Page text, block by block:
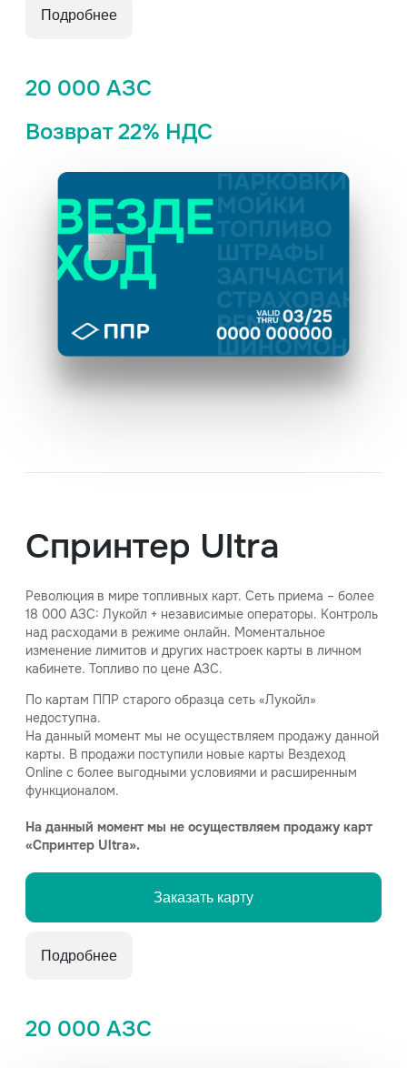
Подробнее
20 000 АЗС
Возврат 22% НДС
Спринтер Ultra
Революция в мире топливных карт. Сеть приема – более
18 000 АЗС: Лукойл + независимые операторы. Контроль
над расходами в режиме онлайн. Моментальное
изменение лимитов и других настроек карты в личном
кабинете. Топливо по цене АЗС.
По картам ППР старого образца сеть «Лукойл»
недоступна.
На данный момент мы не осуществляем продажу данной
карты. В продажи поступили новые карты Вездеход
Online с более выгодными условиями и расширенным
функционалом.
На данный момент мы не осуществляем продажу карт
«Спринтер Ultra».
Заказать карту
Подробнее
20 000 АЗС